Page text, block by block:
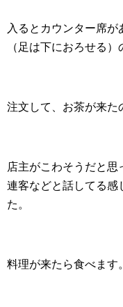
入るとカウンター席
（足は下におろせる）
注文して、お茶が来た
店主がこわそうだと思
連客などと話してる感
た。
料理が来たら食べます。